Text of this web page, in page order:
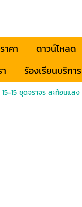
าคา ดาวน์โหลด
ร้องเรียนบริการ
15-15 ชุดจราจร สะท้อนแสง